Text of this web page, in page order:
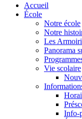
Accueil
École
Notre école
Notre
Les
Panorama
Vie scolaire
Info-